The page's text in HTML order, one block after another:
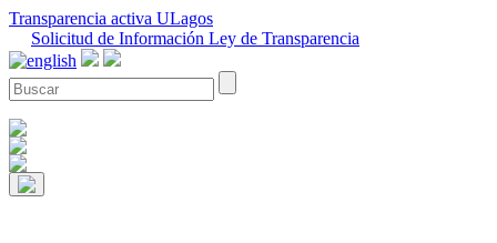
Transparencia activa ULagos
Solicitud de Información Ley de Transparencia